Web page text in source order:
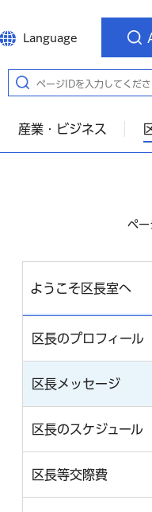
Language
産業・ビジネス
ペ
ようこそ区長室へ
区長のプロフィール
区長メッセージ
区長のスケジュール
区長等交際費